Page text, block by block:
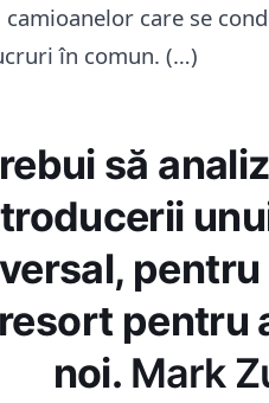
care se
în comun. (…)
să
pentru
noi. Mark